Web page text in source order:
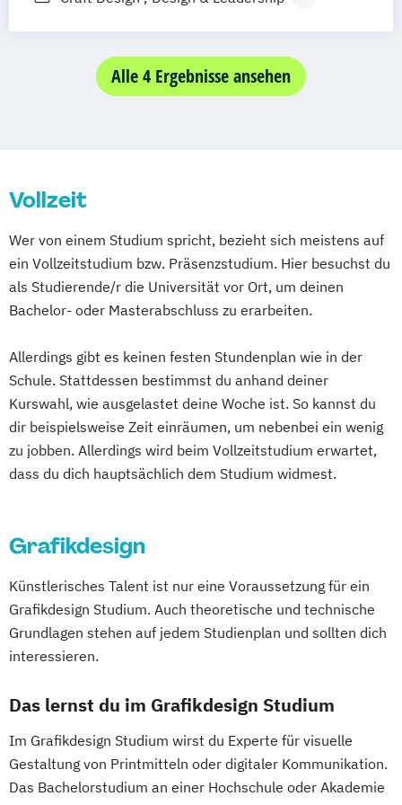
Medien- und Kommunikationsmanagement
(DE/EN)
Heilbronn Kassel Leipzig Mannheim
München Bochum Kaiserslautern
Wiesbaden Regenstauf Dresden
Hoyerswerda Magdeburg
Ostfildern
Informationsdesign
Alle 4 Ergebnisse ansehen
Vollzeit
Wer von einem Studium spricht, bezieht sich meistens auf
ein Vollzeitstudium bzw. Präsenzstudium. Hier besuchst du
als Studierende/r die Universität vor Ort, um deinen
Bachelor- oder Masterabschluss zu erarbeiten.
Allerdings gibt es keinen festen Stundenplan wie in der
Schule. Stattdessen bestimmst du anhand deiner
Kurswahl, wie ausgelastet deine Woche ist. So kannst du
dir beispielsweise Zeit einräumen, um nebenbei ein wenig
zu jobben. Allerdings wird beim Vollzeitstudium erwartet,
dass du dich hauptsächlich dem Studium widmest.
Grafikdesign
Künstlerisches Talent ist nur eine Voraussetzung für ein
Grafikdesign Studium. Auch theoretische und technische
Grundlagen stehen auf jedem Studienplan und sollten dich
interessieren.
Das lernst du im Grafikdesign Studium
Im Grafikdesign Studium wirst du Experte für visuelle
Gestaltung von Printmitteln oder digitaler Kommunikation.
Das Bachelorstudium an einer Hochschule oder Akademie